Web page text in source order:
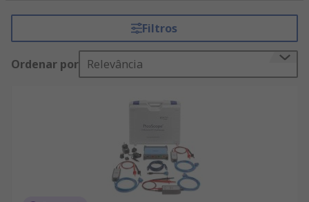
de 160 países. RS también tiene una selección
más amplia de artículos en nuestra gama de IT,
Prueba y Medida, Seguridad e Higiene junto a la
variedad de productos de Juegos de Osciloscopios
de productos de IT, Prueba y Medida, Seguridad e
Higiene completas, incluidos los componentes de
simplemente hay que buscar en la web o realizar
una consulta con nuestro departamento técnico.
Los clientes que posean una cuenta comercial con
Filtros
Ordenar por Relevância